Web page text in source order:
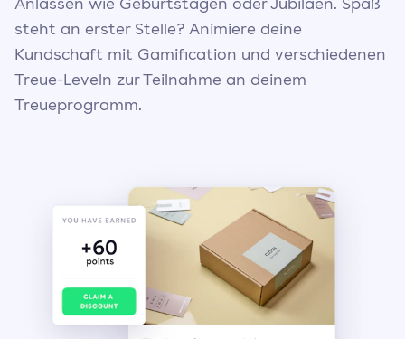
steht an erster Stelle? Animiere deine
Kundschaft mit Gamification und verschiedenen
Treue-Leveln zur Teilnahme an deinem
Treueprogramm.